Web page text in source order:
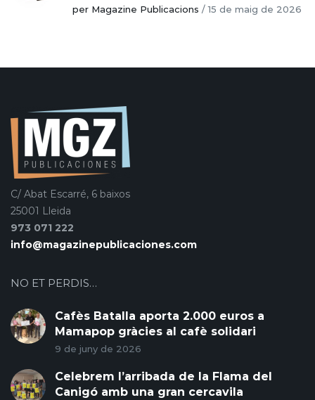
per Magazine Publicacions /15 de maig de 2026
C/ Abat Escarré, 6 baixos
25001 Lleida
973 071 222
info@magazinepublicaciones.com
NO ET PERDIS…
Cafès Batalla aporta 2.000 euros a
Mamapop gràcies al cafè solidari
9 de juny de 2026
Celebrem l’arribada de la Flama del
Canigó amb una gran cercavila